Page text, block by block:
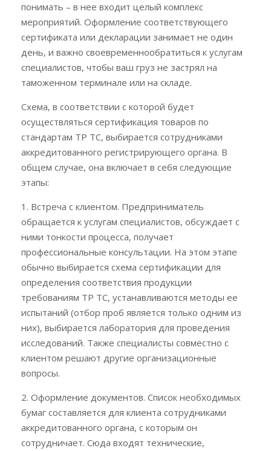
понимать – в нее входит целый комплекс
мероприятий. Оформление соответствующего
сертификата или декларации занимает не один
день, и важно своевременнообратиться к услугам
специалистов, чтобы ваш груз не застрял на
таможенном терминале или на складе.
Схема, в соответствии с которой будет
осуществляться сертификация товаров по
стандартам ТР ТС, выбирается сотрудниками
аккредитованного регистрирующего органа. В
общем случае, она включает в себя следующие
этапы:
1. Встреча с клиентом. Предприниматель
обращается к услугам специалистов, обсуждает с
ними тонкости процесса, получает
профессиональные консультации. На этом этапе
обычно выбирается схема сертификации для
определения соответствия продукции
требованиям ТР ТС, устанавливаются методы ее
испытаний (отбор проб является только одним из
них), выбирается лаборатория для проведения
исследований. Также специалисты совместно с
клиентом решают другие организационные
вопросы.
2. Оформление документов. Список необходимых
бумаг составляется для клиента сотрудниками
аккредитованного органа, с которым он
сотрудничает. Сюда входят технические,